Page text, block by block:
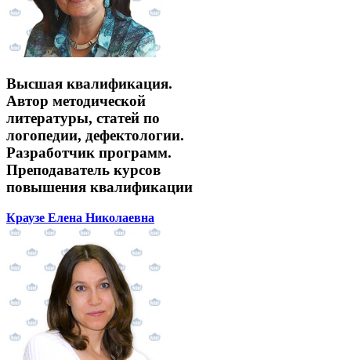
Высшая квалификация.
Автор методической
литературы, статей по
логопедии, дефектологии.
Разработчик программ.
Преподаватель курсов
повышения квалификации
Краузе Елена Николаевна